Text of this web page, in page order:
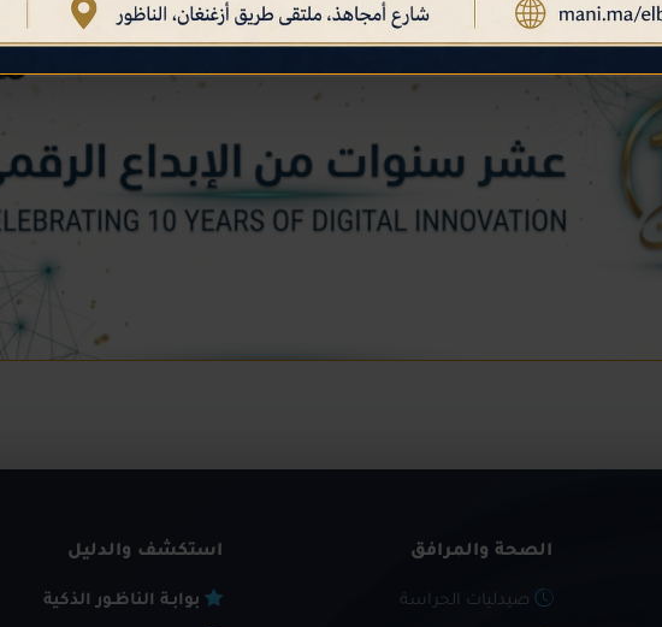
الصحة والمرافق
صيدليات الحراسة
استكشف والدليل
بوابـة الناظـور الذكية